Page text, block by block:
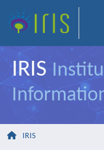
IRIS
IRIS